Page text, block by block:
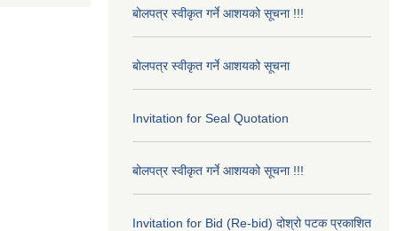
बोलपत्र स्वीकृत गर्ने आशयको सूचना !!!
बोलपत्र स्वीकृत गर्ने आशयको सूचना
Invitation for Seal Quotation
बोलपत्र स्वीकृत गर्ने आशयको सूचना !!!
Invitation for Bid (Re-bid) दोश्रो पटक प्रकाशित